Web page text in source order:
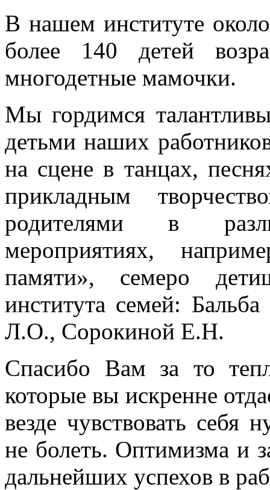
В нашем институте
более 140 детей
многодетные мамочки.
Мы гордимся
детьми наших
на сцене в танцах,
прикладным
родителями в
мероприятиях,
памяти», семеро
института семей:
Л.О., Сорокиной Е.Н.
Спасибо Вам за то
которые вы искренне
везде чувствовать
не болеть. Оптимизма и
дальнейших успехов в